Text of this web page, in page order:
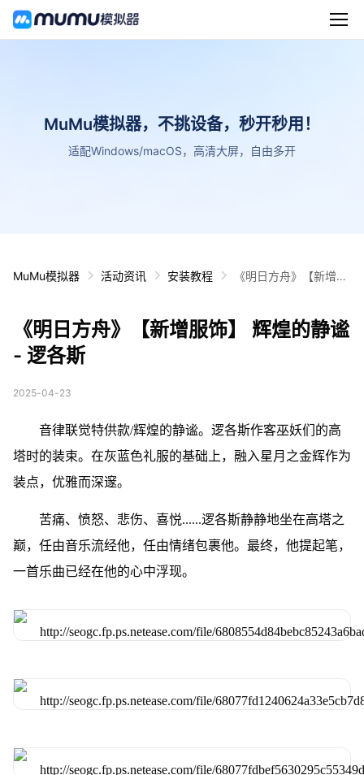
MuMu模拟器，不挑设备，秒开秒用！
适配Windows/macOS，高清大屏，自由多开
MuMu模拟器 活动资讯 安装教程
《明日方舟》【新增服
《明日方舟》【新增服饰】 辉煌的静谧
- 逻各斯
2025-04-23
音律联觉特供款/辉煌的静谧。逻各斯作客巫妖们的高
塔时的装束。在灰蓝色礼服的基础上，融入星月之金辉作为
装点，优雅而深邃。
苦痛、愤怒、悲伤、喜悦......逻各斯静静地坐在高塔之
巅，任由音乐流经他，任由情绪包裹他。最终，他提起笔，
一首乐曲已经在他的心中浮现。